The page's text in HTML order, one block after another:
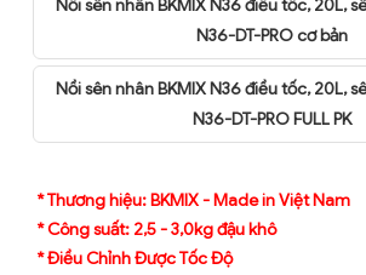
Nồi sên nhân BKMIX N36 điều tốc, 20L,
N36-DT-PRO cơ bản
Nồi sên nhân BKMIX N36 điều tốc, 20L,
N36-DT-PRO FULL PK
* Thương hiệu: BKMIX - Made in Việt Nam
* Công suất: 2,5 - 3,0kg đậu khô
* Điều Chỉnh Được Tốc Độ